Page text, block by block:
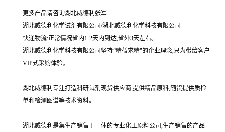
更多产品请咨询湖北威德利张军
湖北威德利化学试剂有限公司/湖北威德利化学科技有限公司
快递物流:正常情况省内1-2天内到达,省外3天左右。
湖北威德利化学科技有限公司坚持“精益求精"的企业理念,只为带给客户
VIP式采购体验。
湖北威德利专注打造科研试剂现货供应商,提供精品原料,随货提供质检
单和检测图谱等技术资料。
湖北威德利是集生产销售于一体的专业化工原料公司,生产销售的产品